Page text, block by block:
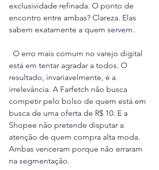
exclusividade refinada. O ponto de
encontro entre ambas? Clareza. Elas
sabem exatamente a quem servem.
O erro mais comum no varejo digital
está em tentar agradar a todos. O
resultado, invariavelmente, é a
irrelevância. A Farfetch não busca
competir pelo bolso de quem está em
busca de uma oferta de R$ 10. E a
Shopee não pretende disputar a
atenção de quem compra alta moda.
Ambas venceram porque não erraram
na segmentação.